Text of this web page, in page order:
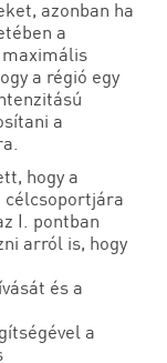
azonban ha
a
a régió egy
a
hogy a
I. pontban
arról is, hogy
és a
a